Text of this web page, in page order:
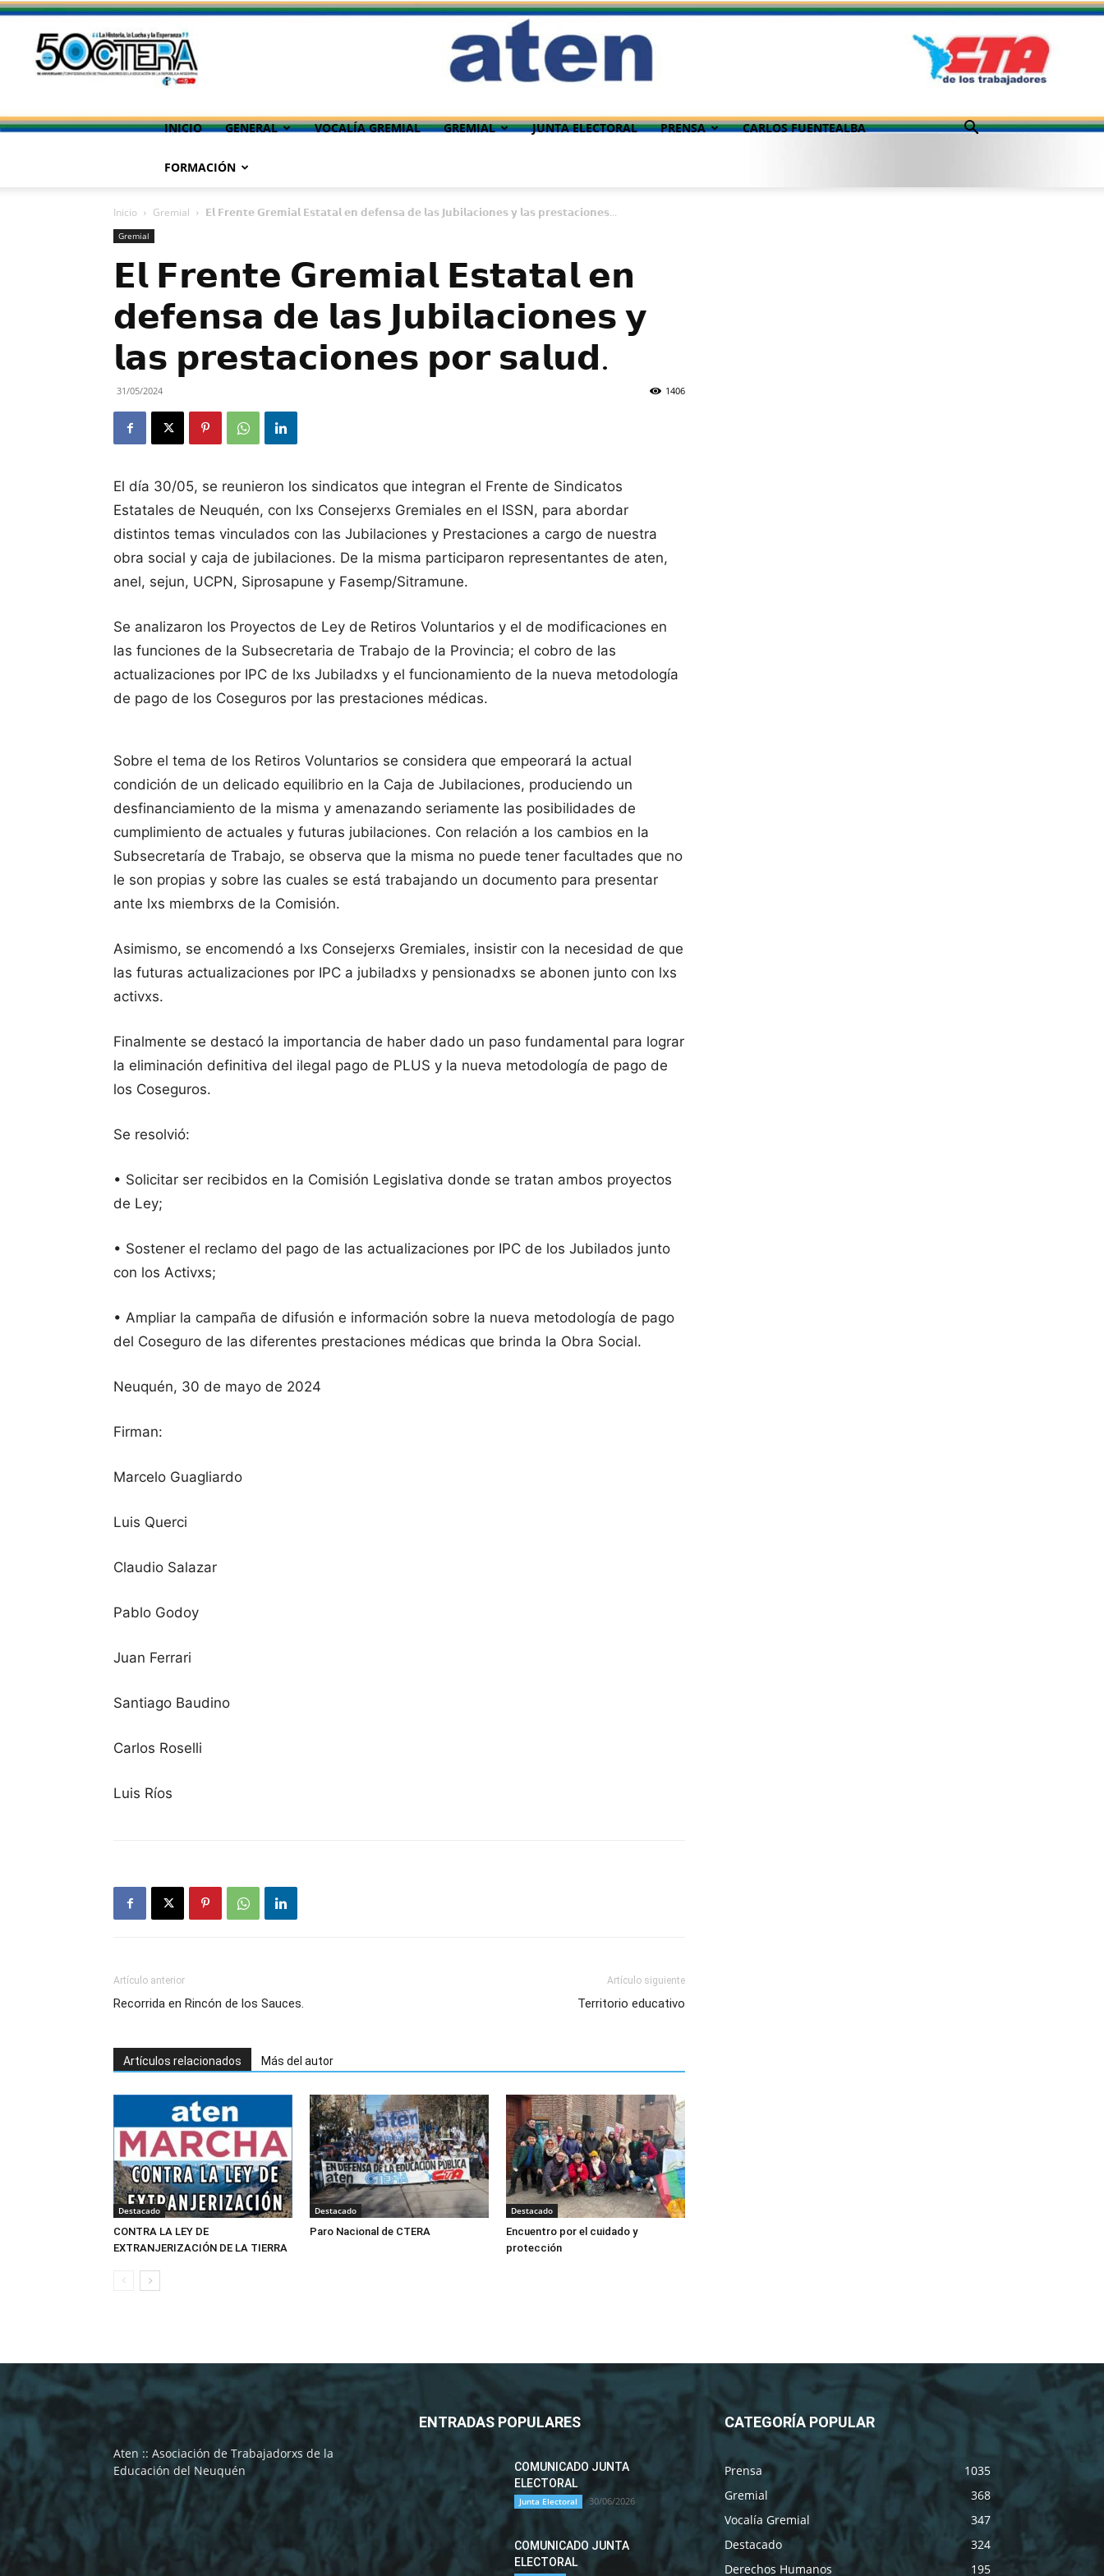
INICIO GENERAL VOCALÍA GREMIAL GREMIAL JUNTA ELECTORAL PRENSA CARLOS FUENTEALBA
FORMACIÓN
Inicio Gremial 𝗘𝗹 𝗙𝗿𝗲𝗻𝘁𝗲 𝗚𝗿𝗲𝗺𝗶𝗮𝗹 𝗘𝘀𝘁𝗮𝘁𝗮𝗹 𝗲𝗻 𝗱𝗲𝗳𝗲𝗻𝘀𝗮 𝗱𝗲 𝗹𝗮𝘀 𝗝𝘂𝗯𝗶𝗹𝗮𝗰𝗶𝗼𝗻𝗲𝘀 𝘆 𝗹𝗮𝘀 𝗽𝗿𝗲𝘀𝘁𝗮𝗰𝗶𝗼𝗻𝗲𝘀...
Gremial
𝗘𝗹 𝗙𝗿𝗲𝗻𝘁𝗲 𝗚𝗿𝗲𝗺𝗶𝗮𝗹 𝗘𝘀𝘁𝗮𝘁𝗮𝗹 𝗲𝗻
𝗱𝗲𝗳𝗲𝗻𝘀𝗮 𝗱𝗲 𝗹𝗮𝘀 𝗝𝘂𝗯𝗶𝗹𝗮𝗰𝗶𝗼𝗻𝗲𝘀 𝘆
𝗹𝗮𝘀 𝗽𝗿𝗲𝘀𝘁𝗮𝗰𝗶𝗼𝗻𝗲𝘀 𝗽𝗼𝗿 𝘀𝗮𝗹𝘂𝗱.
31/05/2024 1406
El día 30/05, se reunieron los sindicatos que integran el Frente de Sindicatos
Estatales de Neuquén, con lxs Consejerxs Gremiales en el ISSN, para abordar
distintos temas vinculados con las Jubilaciones y Prestaciones a cargo de nuestra
obra social y caja de jubilaciones. De la misma participaron representantes de aten,
anel, sejun, UCPN, Siprosapune y Fasemp/Sitramune.
Se analizaron los Proyectos de Ley de Retiros Voluntarios y el de modificaciones en
las funciones de la Subsecretaria de Trabajo de la Provincia; el cobro de las
actualizaciones por IPC de lxs Jubiladxs y el funcionamiento de la nueva metodología
de pago de los Coseguros por las prestaciones médicas.
Sobre el tema de los Retiros Voluntarios se considera que empeorará la actual
condición de un delicado equilibrio en la Caja de Jubilaciones, produciendo un
desfinanciamiento de la misma y amenazando seriamente las posibilidades de
cumplimiento de actuales y futuras jubilaciones. Con relación a los cambios en la
Subsecretaría de Trabajo, se observa que la misma no puede tener facultades que no
le son propias y sobre las cuales se está trabajando un documento para presentar
ante lxs miembrxs de la Comisión.
Asimismo, se encomendó a lxs Consejerxs Gremiales, insistir con la necesidad de que
las futuras actualizaciones por IPC a jubiladxs y pensionadxs se abonen junto con lxs
activxs.
Finalmente se destacó la importancia de haber dado un paso fundamental para lograr
la eliminación definitiva del ilegal pago de PLUS y la nueva metodología de pago de
los Coseguros.
Se resolvió:
• Solicitar ser recibidos en la Comisión Legislativa donde se tratan ambos proyectos
de Ley;
• Sostener el reclamo del pago de las actualizaciones por IPC de los Jubilados junto
con los Activxs;
• Ampliar la campaña de difusión e información sobre la nueva metodología de pago
del Coseguro de las diferentes prestaciones médicas que brinda la Obra Social.
Neuquén, 30 de mayo de 2024
Firman:
Marcelo Guagliardo
Luis Querci
Claudio Salazar
Pablo Godoy
Juan Ferrari
Santiago Baudino
Carlos Roselli
Luis Ríos
Artículo anterior
Recorrida en Rincón de los Sauces.
Artículo siguiente
Territorio educativo
Artículos relacionados Más del autor
Destacado
CONTRA LA LEY DE
EXTRANJERIZACIÓN DE LA TIERRA
Destacado
Paro Nacional de CTERA
Destacado
Encuentro por el cuidado y
protección
Aten :: Asociación de Trabajadorxs de la
Educación del Neuquén
ENTRADAS POPULARES
COMUNICADO JUNTA
ELECTORAL
Junta Electoral 30/06/2026
COMUNICADO JUNTA
ELECTORAL
CATEGORÍA POPULAR
Prensa
1035
Gremial
368
Vocalía Gremial
347
Destacado
324
Derechos Humanos
195